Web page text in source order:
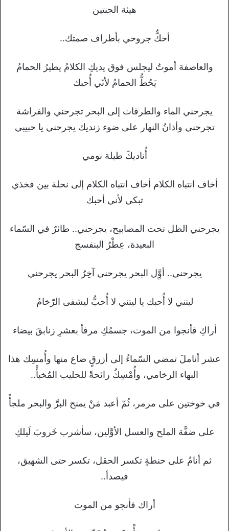
هيئة الجنتين
أحكُّ جروحي بأطراف صمتك..
والعاصفة أموتُ ليجلس فوق يديكِ الكلامُ يطيرُ الحمامُ
يَحُطُّ الحمامُ لأنّي أُحبك
يجرحني الماء والطرقات إلى البحر تجرحني والفراشة
تجرحني وأذانُ النهار على ضوء زنديك يجرحني يا حبيبي
أُناديكَ طيلة نومي
أخاف انتباه الكلام أخاف انتباه الكلام إلى نحلة بين فخذي
تبكي لأني أحبك
يجرحني الظل تحت المصابيح، يجرحني.. طائرٌ في السّماء
البعيدة، عِطْرُ البنفسج
يجرحني.. أوَِّل البحر يجرحني آخِرُ البحر يجرحني
ليتني لا أُحبك يا ليتني لا أُحبُّ ليشفى الرّخامُ
أراكِ فأنجوا من الموت، جسمُكِ مرفأ بعشرِ زنابقَ بيضاء
عشر أناملَ تمضي السّماءُ إلى أزرقٍ ضاع منها وأُمسِك هذا
البهاء الرخامي، وأُمْسِكُ رائحةً للحليب المُخبأْ..
في خوختين على مرمر، ثُمّ أعبد مَنْ يمنح البرَّ والبحر ملجأْ
على ضفَّة الملح والعسل الأوَّلين، سأشرب خَروبَ لَيلكِ
ثم أنامُ على حنطةٍ تكسر الحقل، تكسر حتى الشهيق،
فيصدأ..
أراك فأنجو من الموت